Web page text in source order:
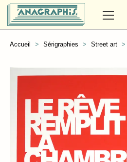
Accueil Sérigraphies Street art